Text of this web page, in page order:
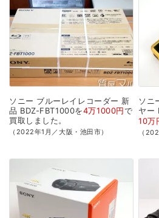
ソニー ブルーレイレコーダー 新
品 BDZ-FBT1000を4万1000円で
買取 しました。
（2022年1月／大阪・池田市）
ソニ
ヤー
10万
（